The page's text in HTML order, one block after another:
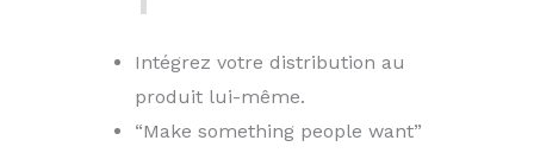
Intégrez votre distribution au
produit lui-même.
“Make something people want”